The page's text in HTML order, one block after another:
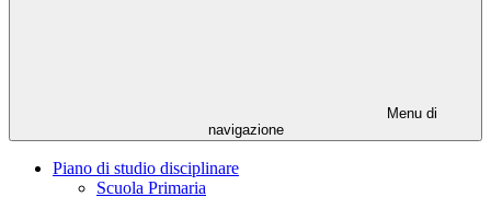
Menu di
navigazione
Piano di studio disciplinare
Scuola Primaria